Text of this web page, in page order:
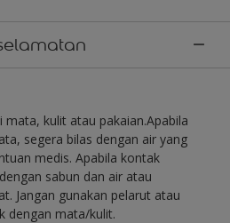
mata, kulit atau pakaian.Apabila
segera bilas dengan air yang
medis. Apabila kontak
sabun dan air atau
Jangan gunakan pelarut atau
dengan mata/kulit.